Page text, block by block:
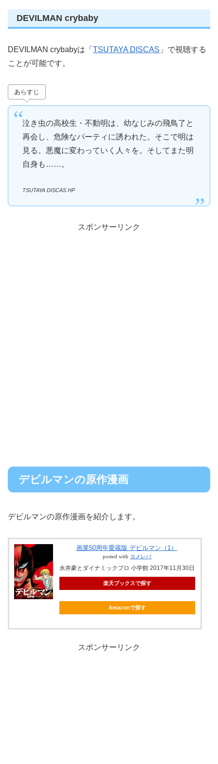
DEVILMAN crybaby
DEVILMAN crybabyは「 TSUTAYA DISCAS 」で視聴する
ことが可能です。
あらすじ
泣き虫の高校生・不動明は、幼なじみの飛鳥了と
再会し、危険なパーティに誘われた。そこで明は
見る。悪魔に変わっていく人々を。そしてまた明
自身も……。
TSUTAYA DISCAS HP
スポンサーリンク
デビルマンの原作漫画
デビルマンの原作漫画を紹介します。
画業50周年愛蔵版 デビルマン（1）
posted with ヨメレバ
永井豪とダイナミックプロ 小学館 2017年11月30日
楽天ブックスで探す
Amazonで探す
スポンサーリンク